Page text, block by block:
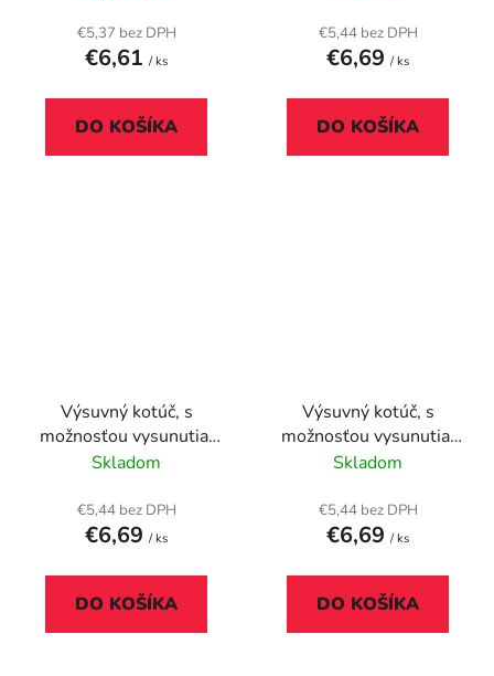
€5,37 bez DPH
€6,61 / ks
DO KOŠÍKA
€5,44 bez DPH
€6,69 / ks
DO KOŠÍKA
Výsuvný kotúč, s
možnosťou vysunutia,
na patent, DURABLE
Skladom
€5,44 bez DPH
€6,69 / ks
DO KOŠÍKA
Výsuvný kotúč, s
možnosťou vysunutia,
na patent, DURABLE
tmavomodrý
Skladom
€5,44 bez DPH
€6,69 / ks
DO KOŠÍKA